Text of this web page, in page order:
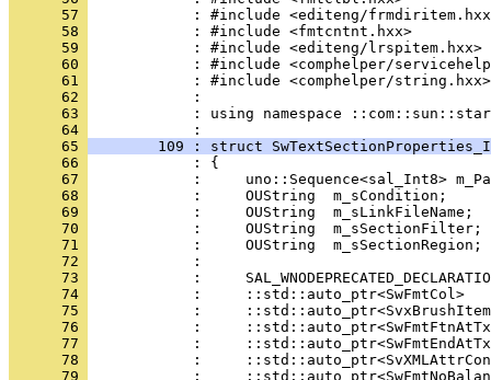
      57
      58
      59
      60
      61
      62
      63
: using namespace
      64
      65
109 : struct
      66
      67
      68
      69
      70
      71
      72
      73
      74
      75
      76
      77
      78
      79